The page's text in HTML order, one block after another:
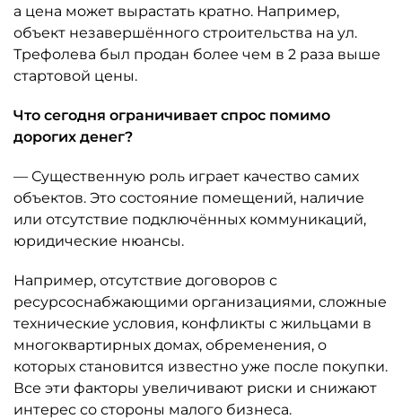
а цена может вырастать кратно. Например,
объект незавершённого строительства на ул.
Трефолева был продан более чем в 2 раза выше
стартовой цены.
Что сегодня ограничивает спрос помимо
дорогих денег?
— Существенную роль играет качество самих
объектов. Это состояние помещений, наличие
или отсутствие подключённых коммуникаций,
юридические нюансы.
Например, отсутствие договоров с
ресурсоснабжающими организациями, сложные
технические условия, конфликты с жильцами в
многоквартирных домах, обременения, о
которых становится известно уже после покупки.
Все эти факторы увеличивают риски и снижают
интерес со стороны малого бизнеса.